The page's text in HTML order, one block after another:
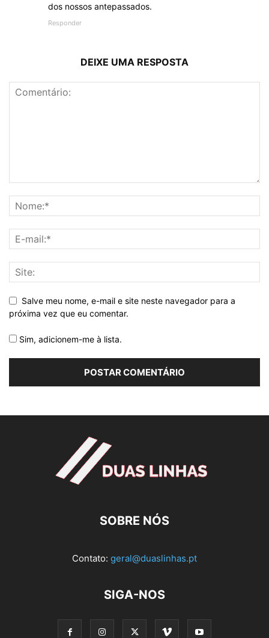
dos nossos antepassados.
Responder
DEIXE UMA RESPOSTA
Salve meu nome, e-mail e site neste navegador para a
próxima vez que eu comentar.
Sim, adicionem-me à lista.
SOBRE NÓS
Contato: geral@duaslinhas.pt
SIGA-NOS